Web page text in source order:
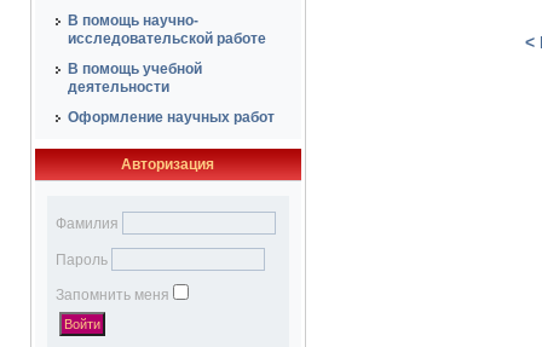
В помощь научно-
исследовательской работе
В помощь учебной
деятельности
Оформление научных работ
Авторизация
Фамилия
Пароль
Запомнить меня
<